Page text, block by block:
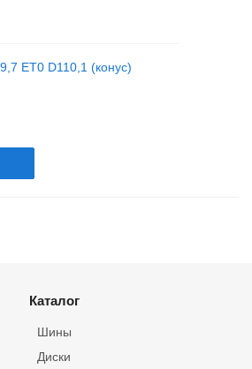
ET0 D110,1 (конус)
Каталог
Шины
Диски